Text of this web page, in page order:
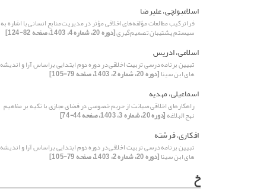
اسلامبولچی، علیرضا
فراترکیب مطالعات مؤلفه‌های اخلاقی مؤثر در مدیریت منابع انسانی با اشاره به
سیستم پشتیبان تصمیم‌گیری[دوره 20، شماره 4، 1403، صفحه 82-124]
اسلامی، ادریس
تبیین برنامه درسی تربیت اخلاقی در دوره دوم ابتدایی براساس آرا و اندیشه
های ابن سینا[دوره 20، شماره 2، 1403، صفحه 79-105]
اسماعیلی، مهدیه
راهکارهای اخلاقی صیانت از حریم خصوصی در فضای مجازی با تکیه بر مفاهیم
نهج البلاغه[دوره 20، شماره 3، 1403، صفحه 44-74]
افکاری، فرشته
تبیین برنامه درسی تربیت اخلاقی در دوره دوم ابتدایی براساس آرا و اندیشه
های ابن سینا[دوره 20، شماره 2، 1403، صفحه 79-105]
خ